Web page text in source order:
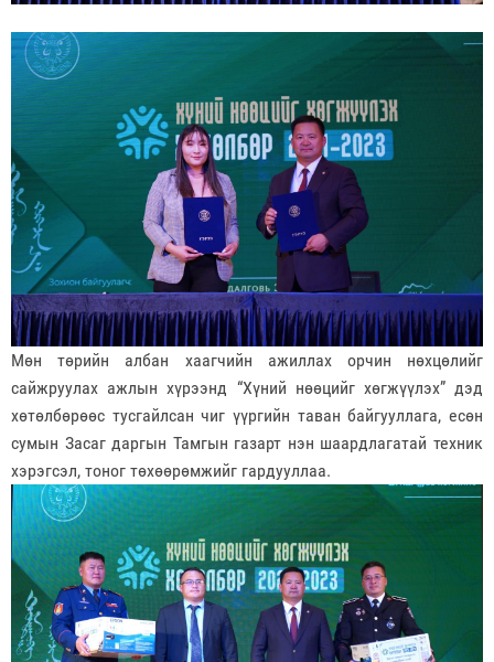
Мөн төрийн албан хаагчийн ажиллах орчин нөхцөлийг
сайжруулах ажлын хүрээнд “Хүний нөөцийг хөгжүүлэх” дэд
хөтөлбөрөөс тусгайлсан чиг үүргийн таван байгууллага, есөн
сумын Засаг даргын Тамгын газарт нэн шаардлагатай техник
хэрэгсэл, тоног төхөөрөмжийг гардууллаа.